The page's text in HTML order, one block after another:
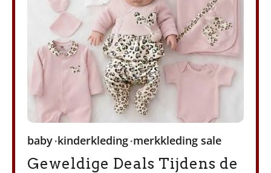
baby kinderkleding merkkleding sale
Geweldige Deals Tijdens de